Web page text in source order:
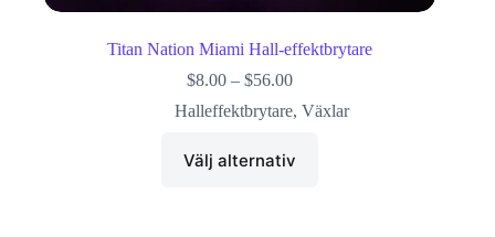
Titan Nation Miami Hall-effektbrytare
$8.00 – $56.00
Halleffektbrytare,Växlar
Välj alternativ